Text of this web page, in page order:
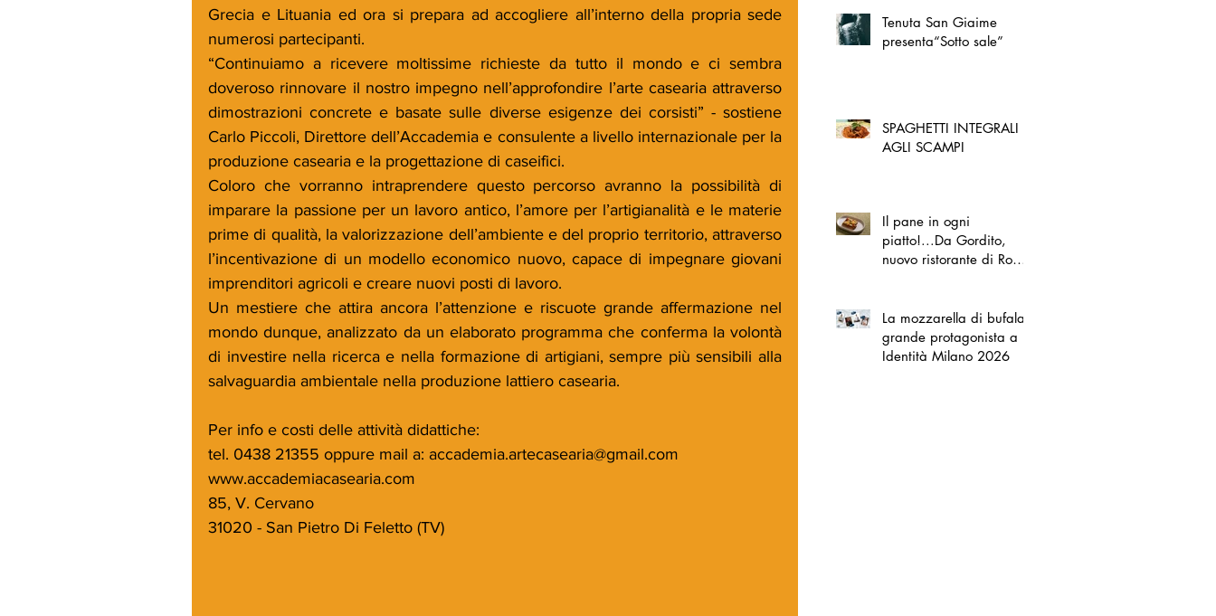
Grecia e Lituania ed ora si prepara ad accogliere all’interno della propria sede
numerosi partecipanti.
“Continuiamo a ricevere moltissime richieste da tutto il mondo e ci sembra
doveroso rinnovare il nostro impegno nell’approfondire l’arte casearia attraverso
dimostrazioni concrete e basate sulle diverse esigenze dei corsisti” - sostiene
Carlo Piccoli, Direttore dell’Accademia e consulente a livello internazionale per la
produzione casearia e la progettazione di caseifici.
Coloro che vorranno intraprendere questo percorso avranno la possibilità di
imparare la passione per un lavoro antico, l’amore per l’artigianalità e le materie
prime di qualità, la valorizzazione dell’ambiente e del proprio territorio, attraverso
l’incentivazione di un modello economico nuovo, capace di impegnare giovani
imprenditori agricoli e creare nuovi posti di lavoro.
Un mestiere che attira ancora l’attenzione e riscuote grande affermazione nel
mondo dunque, analizzato da un elaborato programma che conferma la volontà
di investire nella ricerca e nella formazione di artigiani, sempre più sensibili alla
salvaguardia ambientale nella produzione lattiero casearia.
Per info e costi delle attività didattiche:
tel. 0438 21355 oppure mail a: accademia.artecasearia@gmail.com
www.accademiacasearia.com
85, V. Cervano
31020 - San Pietro Di Feletto (TV)
Tenuta San Giaime
presenta“Sotto sale”
SPAGHETTI INTEGRALI
AGLI SCAMPI
Il pane in ogni
piatto!...Da Gordito,
nuovo ristorante di Roma
La mozzarella di bufala
grande protagonista a
Identità Milano 2026